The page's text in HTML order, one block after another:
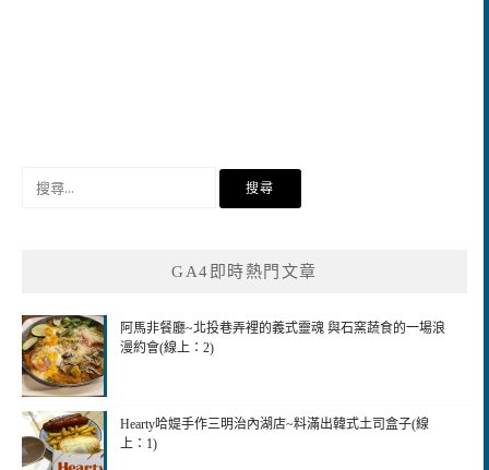
GA4即時熱門文章
阿馬非餐廳~北投巷弄裡的義式靈魂 與石窯蔬食的一場浪
漫約會(線上：2)
Hearty哈媞手作三明治內湖店~料滿出韓式土司盒子(線
上：1)